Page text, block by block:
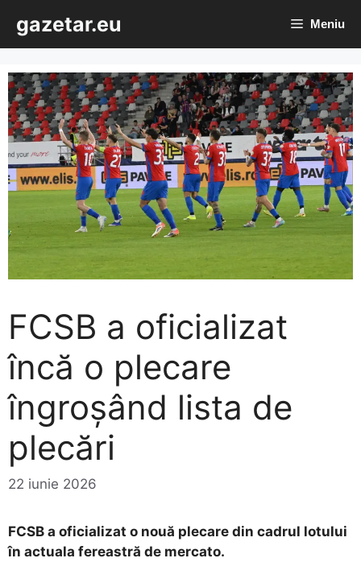
conținut
gazetar.eu Meniu
FCSB a oficializat
încă o plecare
îngroșând lista de
plecări
22 iunie 2026
FCSB a oficializat o nouă plecare din cadrul lotului
în actuala fereastră de mercato.